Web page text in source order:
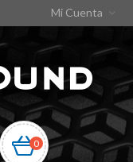
Mi Cuenta
0